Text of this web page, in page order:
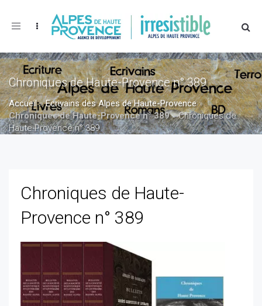
Toggle
Chroniques de Haute-Provence n° 389
Accueil»Ecrivains des Alpes de Haute-Provence»
Chroniques de Haute-Provence n° 389»Chroniques de
Haute-Provence n° 389
Chroniques de Haute-
Provence n° 389